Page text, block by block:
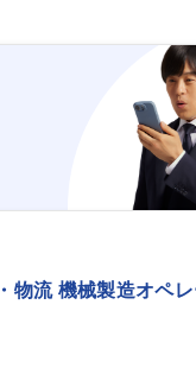
信頼性試験の運営・管理 ・
に基づく品質マネジメ
二次電池
物流 機械製造オペ